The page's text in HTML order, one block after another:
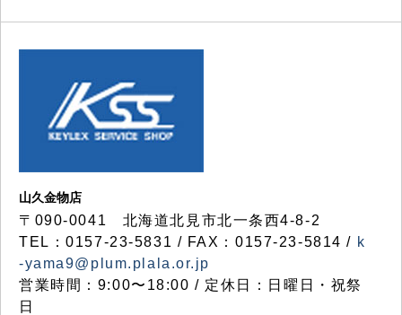
山久金物店
〒090-0041 北海道北見市北一条西4-8-2
TEL：0157-23-5831 / FAX：0157-23-5814 / k
-yama9@plum.plala.or.jp
営業時間：9:00〜18:00 / 定休日：日曜日・祝祭
日